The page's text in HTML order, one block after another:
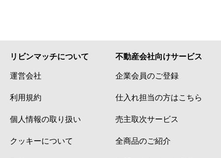
リビンマッチについて
運営会社
利用規約
個人情報の取り扱い
クッキーについて
不動産会社向けサービス
企業会員のご登録
仕入れ担当の方はこちら
売主取次サービス
全商品のご紹介